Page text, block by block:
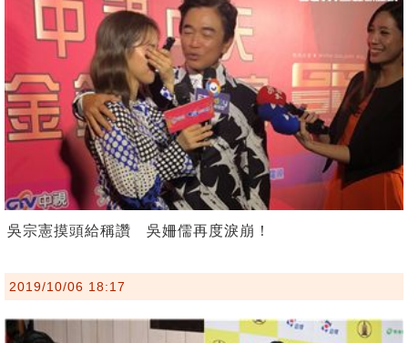
吳宗憲摸頭給稱讚 吳姍儒再度淚崩！
2019/10/06 18:17